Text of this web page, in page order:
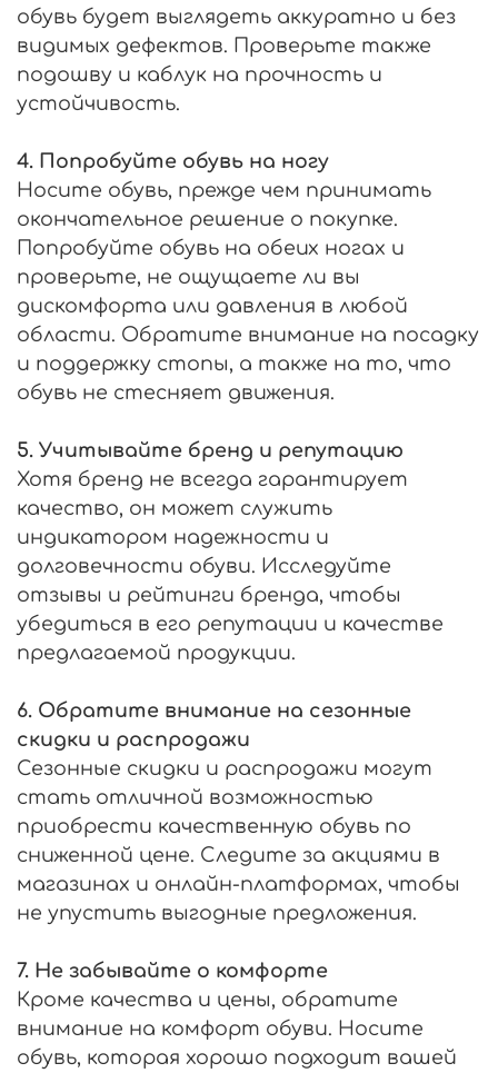
обувь будет выглядеть аккуратно и без
видимых дефектов. Проверьте также
подошву и каблук на прочность и
устойчивость.
4. Попробуйте обувь на ногу
Носите обувь, прежде чем принимать
окончательное решение о покупке.
Попробуйте обувь на обеих ногах и
проверьте, не ощущаете ли вы
дискомфорта или давления в любой
области. Обратите внимание на посадку
и поддержку стопы, а также на то, что
обувь не стесняет движения.
5. Учитывайте бренд и репутацию
Хотя бренд не всегда гарантирует
качество, он может служить
индикатором надежности и
долговечности обуви. Исследуйте
отзывы и рейтинги бренда, чтобы
убедиться в его репутации и качестве
предлагаемой продукции.
6. Обратите внимание на сезонные
скидки и распродажи
Сезонные скидки и распродажи могут
стать отличной возможностью
приобрести качественную обувь по
сниженной цене. Следите за акциями в
магазинах и онлайн-платформах, чтобы
не упустить выгодные предложения.
7. Не забывайте о комфорте
Кроме качества и цены, обратите
внимание на комфорт обуви. Носите
обувь, которая хорошо подходит вашей